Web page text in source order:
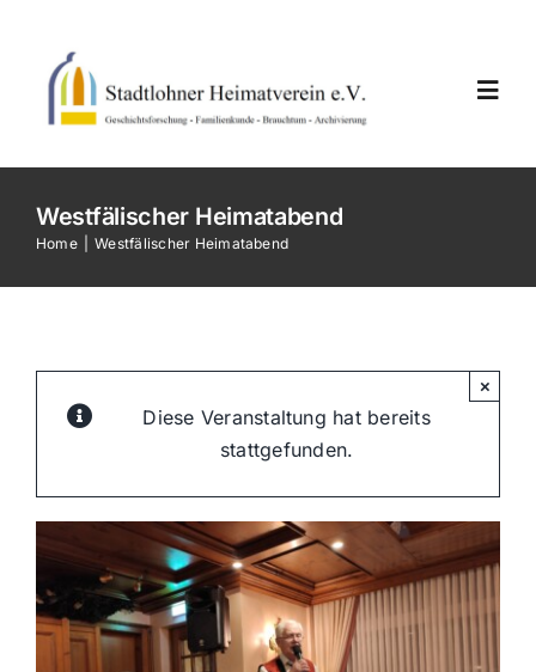
content
Vereinsarbeiten
Der Verein
Westfälischer Heimatabend
Home Westfälischer Heimatabend
Diese Veranstaltung hat bereits
stattgefunden.
×